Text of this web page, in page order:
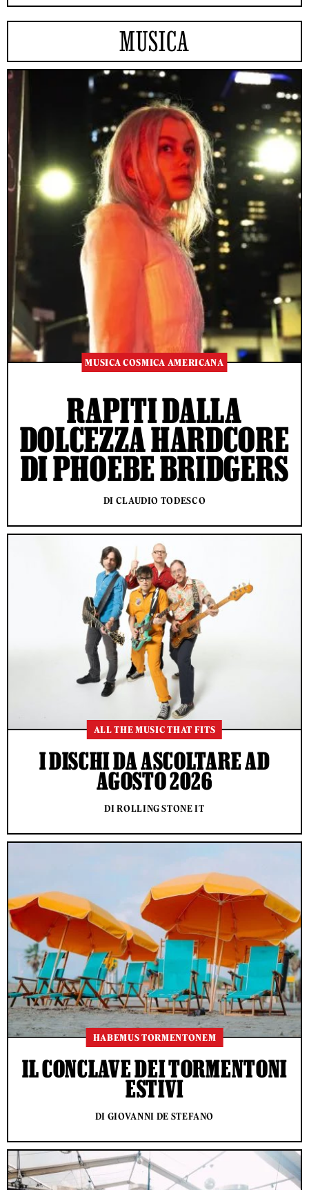
MUSICA
MUSICA COSMICA AMERICANA
RAPITI DALLA
DOLCEZZA HARDCORE
DI PHOEBE BRIDGERS
DI CLAUDIO TODESCO
ALL THE MUSIC THAT FITS
I DISCHI DA ASCOLTARE AD
AGOSTO 2026
DI ROLLING STONE IT
HABEMUS TORMENTONEM
IL CONCLAVE DEI TORMENTONI
ESTIVI
DI GIOVANNI DE STEFANO